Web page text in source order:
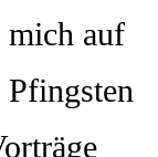
mich auf
Pfingsten